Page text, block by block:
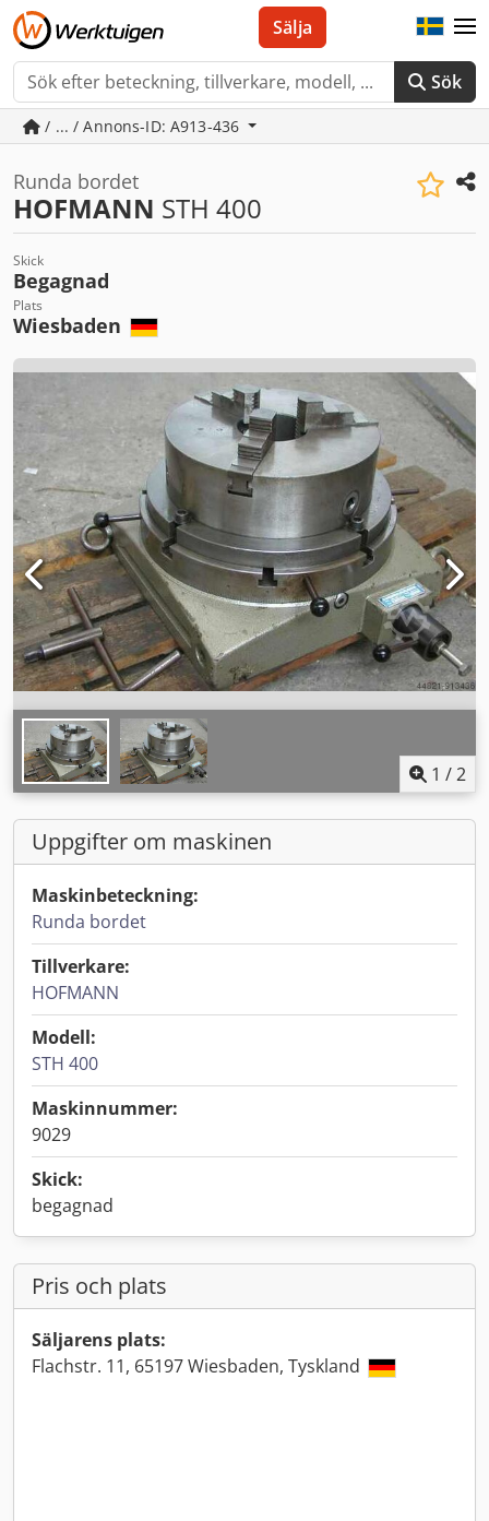
Sök
Sälja
/ ... / Annons-ID: A913-436
Runda bordet
HOFMANN STH 400
Skick
Begagnad
Plats
Wiesbaden
1 /2
Uppgifter om maskinen
Maskinbeteckning:
Runda bordet
Tillverkare:
HOFMANN
Modell:
STH 400
Maskinnummer:
9029
Skick:
begagnad
Pris och plats
Säljarens plats:
Flachstr. 11, 65197 Wiesbaden, Tyskland